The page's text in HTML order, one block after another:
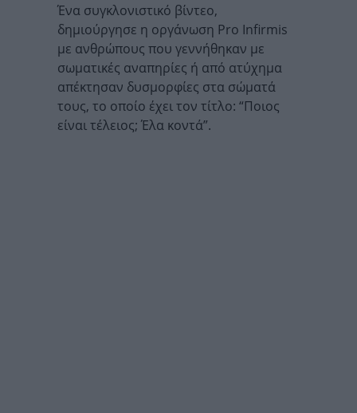
Ένα συγκλονιστικό βίντεο,
δημιούργησε η οργάνωση Pro Infirmis
με ανθρώπους που γεννήθηκαν με
σωματικές αναπηρίες ή από ατύχημα
απέκτησαν δυσμορφίες στα σώματά
τους, το οποίο έχει τον τίτλο: “Ποιος
είναι τέλειος; Έλα κοντά”.